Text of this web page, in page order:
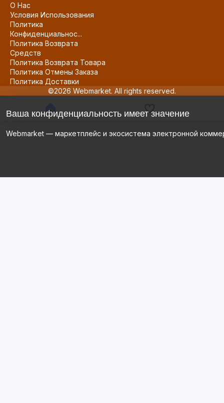
О Нас
Условия Использования
Политика
Конфиденциальнос...
Политика Возврата
Средств
Политика Возврата Товара
Политика Отмены Заказа
Политика Доставки
©2026 Webmarket. All rights reserved.
Ваша конфиденциальность имеет значение
Webmarket — маркетплейс и экосистема электронной